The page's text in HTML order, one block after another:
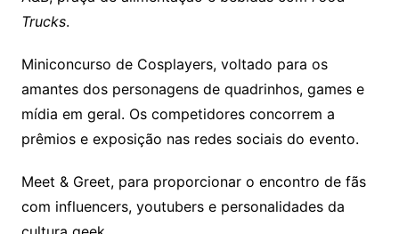
Trucks.
Miniconcurso de Cosplayers, voltado para os
amantes dos personagens de quadrinhos, games e
mídia em geral. Os competidores concorrem a
prêmios e exposição nas redes sociais do evento.
Meet & Greet, para proporcionar o encontro de fãs
com influencers, youtubers e personalidades da